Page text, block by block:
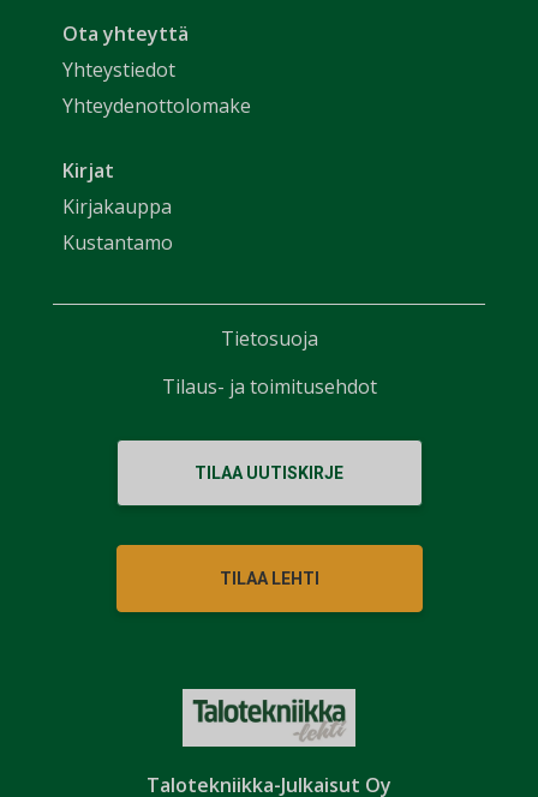
Talotekniikka-Julkaisut Oy
Ota yhteyttä
Yhteystiedot
Yhteydenottolomake
Kirjat
Kirjakauppa
Kustantamo
TILAA UUTISKIRJE
TILAA LEHTI
Tietosuoja
Tilaus- ja toimitusehdot